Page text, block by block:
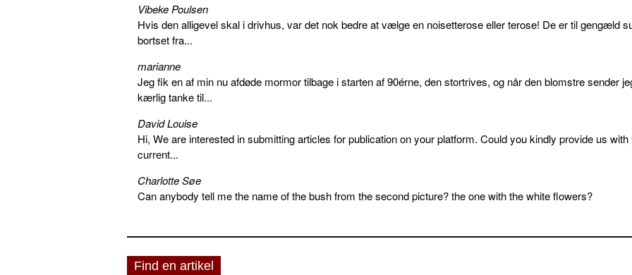
Vibeke Poulsen
Hvis den alligevel skal i drivhus, var det nok bedre at vælge en noisetterose eller terose! De er til gengæld
bortset fra...
marianne
Jeg fik en af min nu afdøde mormor tilbage i starten af 90érne, den stortrives, og når den blomstre sender
kærlig tanke til...
David Louise
Hi, We are interested in submitting articles for publication on your platform. Could you kindly provide us with
current...
Charlotte Søe
Can anybody tell me the name of the bush from the second picture? the one with the white flowers?
Find en artikel